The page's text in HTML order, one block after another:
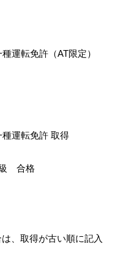
運転免許（AT限定）
運転免許 取得
合格
、取得が古い順に記入